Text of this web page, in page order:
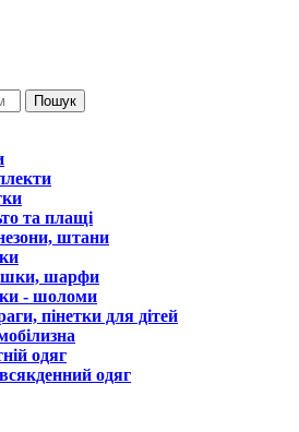
Пошук
та плащі
штани
шарфи
- шоломи
пінетки для дітей
одяг
одяг